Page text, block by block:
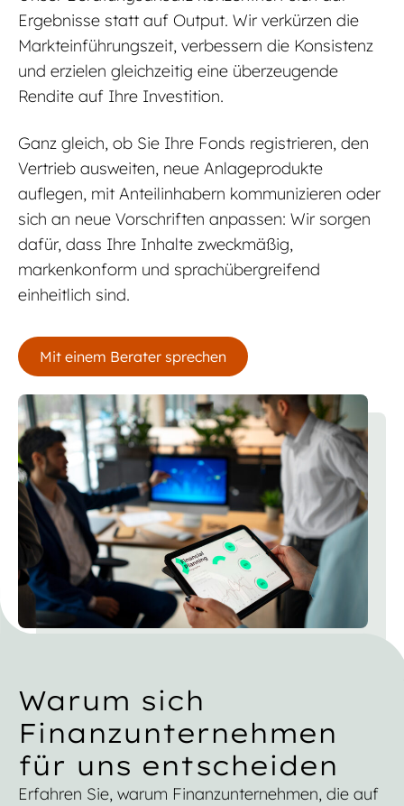
Online-Termin buchen
Übersetzungsautomatisierung
Online-Termin buchen
Ergebnisse statt auf Output. Wir verkürzen die
Markteinführungszeit, verbessern die Konsistenz
und erzielen gleichzeitig eine überzeugende
Rendite auf Ihre Investition.
Ganz gleich, ob Sie Ihre Fonds registrieren, den
Vertrieb ausweiten, neue Anlageprodukte
auflegen, mit Anteilinhabern kommunizieren oder
sich an neue Vorschriften anpassen: Wir sorgen
dafür, dass Ihre Inhalte zweckmäßig,
markenkonform und sprachübergreifend
einheitlich sind.
Mit einem Berater sprechen
Warum sich
Finanzunternehmen
für uns entscheiden
Erfahren Sie, warum Finanzunternehmen, die auf